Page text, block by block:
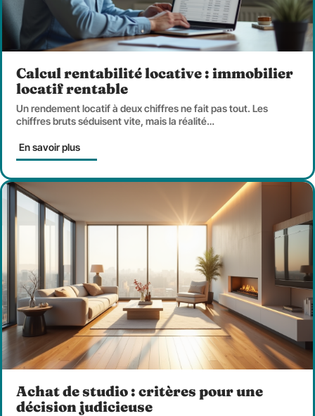
Calcul rentabilité locative : immobilier
locatif rentable
Un rendement locatif à deux chiffres ne fait pas tout. Les
chiffres bruts séduisent vite, mais la réalité…
En savoir plus
Achat de studio : critères pour une
décision judicieuse